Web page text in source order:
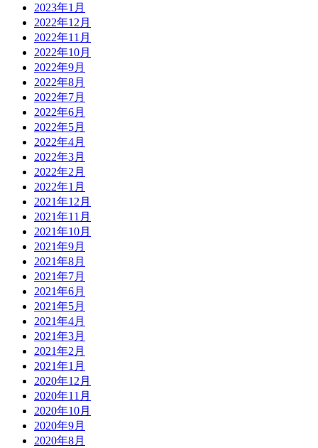
2023年1月
2022年12月
2022年11月
2022年10月
2022年9月
2022年8月
2022年7月
2022年6月
2022年5月
2022年4月
2022年3月
2022年2月
2022年1月
2021年12月
2021年11月
2021年10月
2021年9月
2021年8月
2021年7月
2021年6月
2021年5月
2021年4月
2021年3月
2021年2月
2021年1月
2020年12月
2020年11月
2020年10月
2020年9月
2020年8月